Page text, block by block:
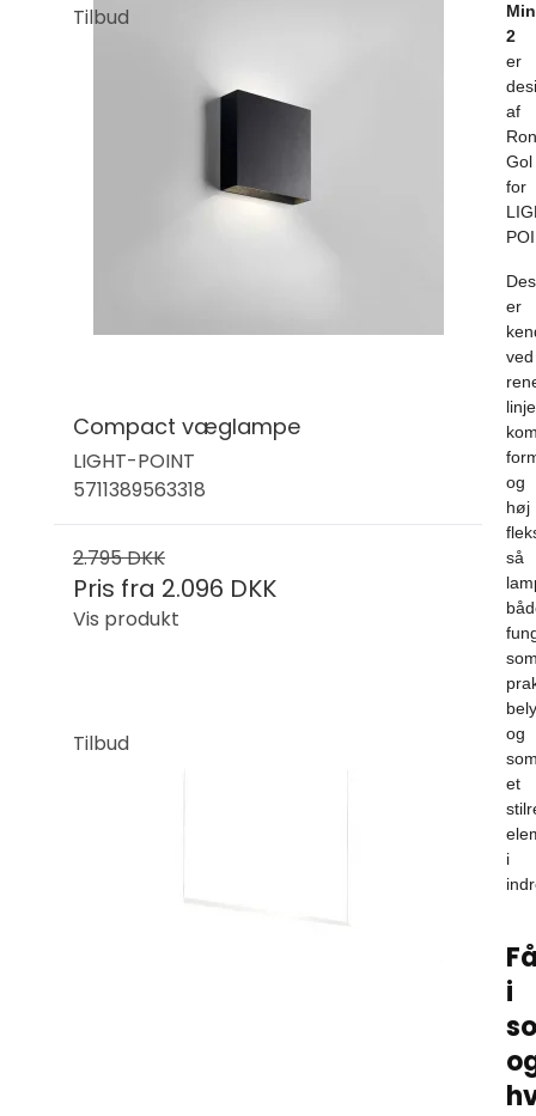
Tilbud
Compact væglampe
LIGHT-POINT
5711389563318
2.795 DKK
Pris fra 2.096 DKK
Vis produkt
Tilbud
2
er
af
Gol
for
er
ved
og
høj
så
og
et
i
i